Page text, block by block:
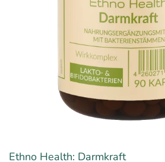
Ethno Health: Darmkraft